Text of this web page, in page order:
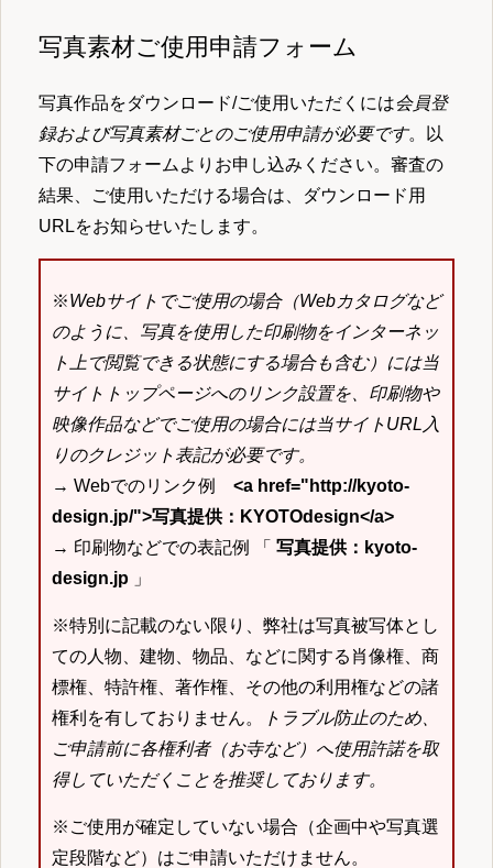
写真素材ご使用申請フォーム
写真作品をダウンロード/ご使用いただくには会員登
録および写真素材ごとのご使用申請が必要です。以
下の申請フォームよりお申し込みください。審査の
結果、ご使用いただける場合は、ダウンロード用
URLをお知らせいたします。
※Webサイトでご使用の場合（Webカタログなど
のように、写真を使用した印刷物をインターネッ
ト上で閲覧できる状態にする場合も含む）には当
サイトトップページへのリンク設置を、印刷物や
映像作品などでご使用の場合には当サイトURL入
りのクレジット表記が必要です。
→ Webでのリンク例 <a href="http://kyoto-
design.jp/">写真提供：KYOTOdesign</a>
→ 印刷物などでの表記例 「 写真提供：kyoto-
design.jp 」
※特別に記載のない限り、弊社は写真被写体とし
ての人物、建物、物品、などに関する肖像権、商
標権、特許権、著作権、その他の利用権などの諸
権利を有しておりません。
トラブル防止のため、
ご申請前に各権利者（お寺など）へ使用許諾を取
得していただくことを推奨しております。
※ご使用が確定していない場合（企画中や写真選
定段階など）はご申請いただけません。